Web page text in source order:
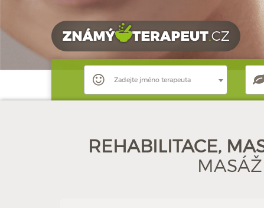
Zadejte jméno terapeuta
REHABILITACE,